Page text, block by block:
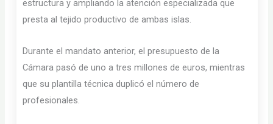
estructura y ampliando la atención especializada que
presta al tejido productivo de ambas islas.
Durante el mandato anterior, el presupuesto de la
Cámara pasó de uno a tres millones de euros, mientras
que su plantilla técnica duplicó el número de
profesionales.